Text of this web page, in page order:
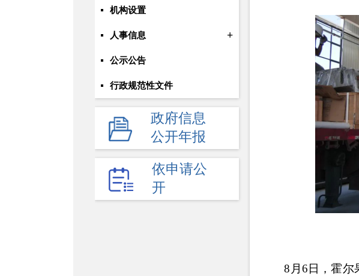
机构设置
人事信息 +
公示公告
行政规范性文件
+
应急管理
权责清单
财政预决算
政府信息
公开年报
依申请公
开
8月6日，霍尔